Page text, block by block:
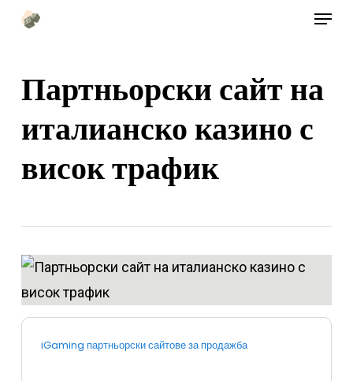
Преминете
съдържание
Меню
Партньорски сайт на
италианско казино с
висок трафик
iGaming партньорски сайтове за продажба